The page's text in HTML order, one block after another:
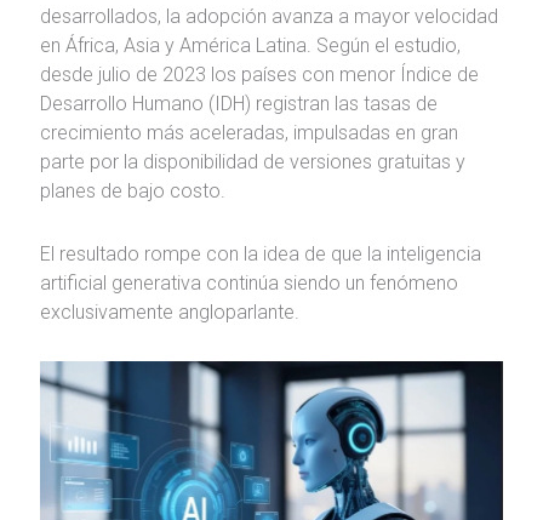
desarrollados, la adopción avanza a mayor velocidad
en África, Asia y América Latina. Según el estudio,
desde julio de 2023 los países con menor Índice de
Desarrollo Humano (IDH) registran las tasas de
crecimiento más aceleradas, impulsadas en gran
parte por la disponibilidad de versiones gratuitas y
planes de bajo costo.
El resultado rompe con la idea de que la inteligencia
artificial generativa continúa siendo un fenómeno
exclusivamente angloparlante.